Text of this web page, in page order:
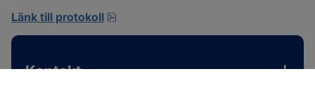
Länk till protokoll
Kontakt